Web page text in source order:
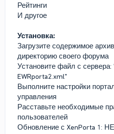
Рейтинги
И другое
Установка:
Загрузите содержимое
директорию своего форума
Установите файл с
EWRporta2.xml"
Выполните настройки
управления
Расставьте необходимые
пользователей
Обновление с XenPorta 1: НЕ